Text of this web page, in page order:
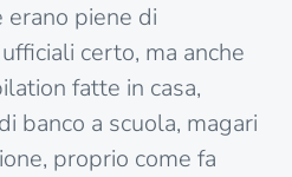
erano piene di
certo, ma anche
fatte in casa,
banco a scuola, magari
proprio come fa